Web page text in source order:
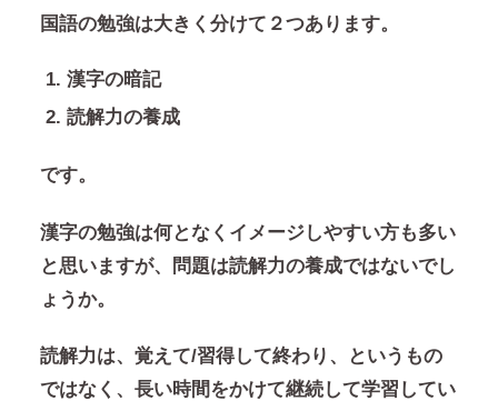
国語の勉強は大きく分けて２つあります。
漢字の暗記
読解力の養成
です。
漢字の勉強は何となくイメージしやすい方も多い
と思いますが、
問題は読解力の養成ではないでし
ょうか。
読解力は、覚えて/習得して終わり、というもの
ではなく、長い時間をかけて継続して学習してい